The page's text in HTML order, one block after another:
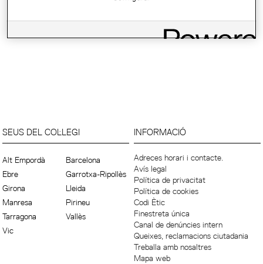
SEUS DEL COL·LEGI
Alt Empordà
Barcelona
Ebre
Garrotxa-Ripollès
Girona
Lleida
Manresa
Pirineu
Tarragona
Vallès
Vic
INFORMACIÓ
Adreces horari i contacte.
Avís legal
Política de privacitat
Política de cookies
Codi Ètic
Finestreta única
Canal de denúncies intern
Queixes, reclamacions ciutadania
Treballa amb nosaltres
Mapa web